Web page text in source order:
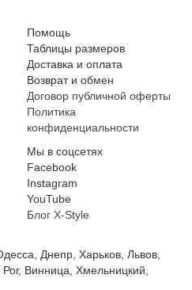
Помощь
Таблицы размеров
Доставка и оплата
Возврат и обмен
Договор публичной оферты
Политика
конфиденциальности
Мы в соцсетях
Facebook
Instagram
YouTube
Блог X-Style
Днепр, Харьков, Львов,
Винница, Хмельницкий,